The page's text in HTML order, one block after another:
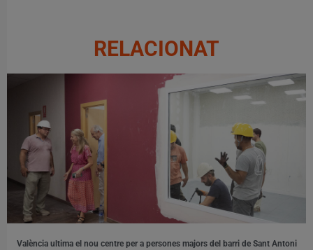
RELACIONAT
València ultima el nou centre per a persones majors del barri de Sant Antoni